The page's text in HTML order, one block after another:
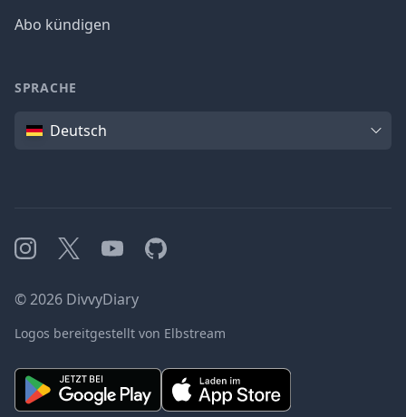
Abo kündigen
SPRACHE
SpracheDeutsch
Instagram
X YouTubeGitHub
©2026 DivvyDiary
Logos bereitgestellt von Elbstream